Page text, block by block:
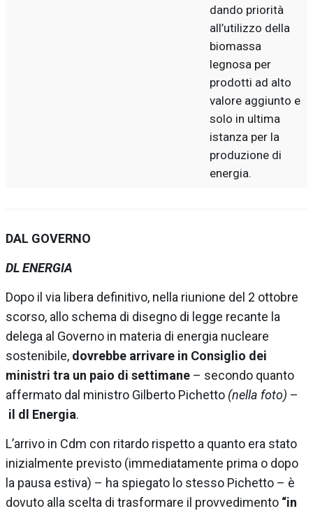
dando priorità
all’utilizzo della
biomassa
legnosa per
prodotti ad alto
valore aggiunto e
solo in ultima
istanza per la
produzione di
energia.
DAL GOVERNO
DL ENERGIA
Dopo il via libera definitivo, nella riunione del 2 ottobre
scorso, allo schema di disegno di legge recante la
delega al Governo in materia di energia nucleare
sostenibile, dovrebbe arrivare in Consiglio dei
ministri tra un paio di settimane – secondo quanto
affermato dal ministro Gilberto Pichetto (nella foto) –
il dl Energia.
L’arrivo in Cdm con ritardo rispetto a quanto era stato
inizialmente previsto (immediatamente prima o dopo
la pausa estiva) – ha spiegato lo stesso Pichetto – è
dovuto alla scelta di trasformare il provvedimento “in